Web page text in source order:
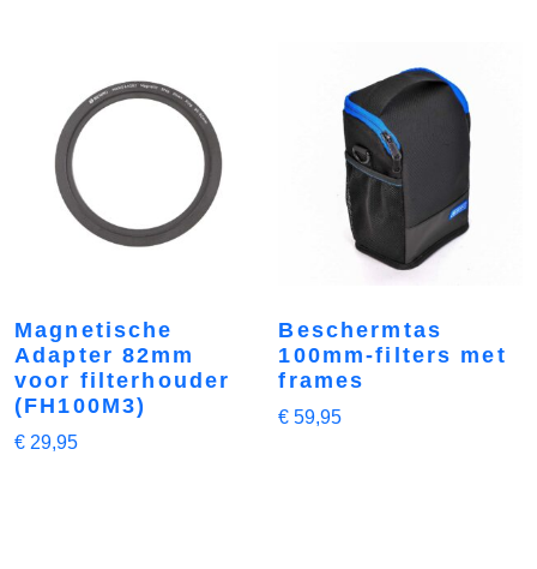
Magnetische
Adapter 82mm
voor filterhouder
(FH100M3)
€ 29,95
Beschermtas
100mm-filters met
frames
€ 59,95